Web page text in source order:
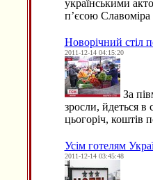
українськими
п’єсою
Новорічний стіл
2011-12-14 04:15:20
За
зросли, йдеться
цьогоріч, коштів
Усім готелям
2011-12-14 03:45:48